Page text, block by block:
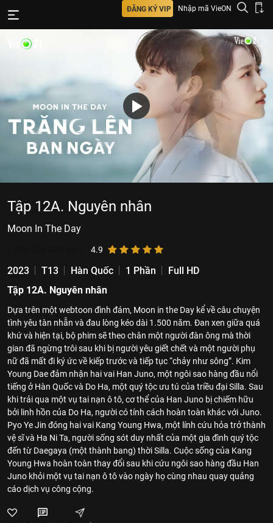
ĐĂNG KÝ VIP Nhập mã VieON
Tập 12A. Nguyên nhân
Moon In The Day
4.9
2023 T13 Hàn Quốc 1 Phần
Full HD
Tập 12A. Nguyên nhân
Dựa trên một webtoon đình đám, Moon in the Day kể về câu chuyện
tình yêu tàn nhẫn và đau lòng kéo dài 1.500 năm. Đan xen giữa quá
khứ và hiện tại, bộ phim sẽ theo chân một người đàn ông mà thời
gian đã ngừng trôi sau khi bị người yêu giết chết và một người phụ
nữ đã mất đi ký ức về kiếp trước và tiếp tục “chảy như sông”. Kim
Young Dae đảm nhận hai vai Han Juno, một ngôi sao hàng đầu nổi
tiếng ở Hàn Quốc và Do Ha, một quý tộc ưu tú của triều đại Silla. Sau
khi trải qua một vụ tai nạn ô tô, cơ thể của Han Juno bị chiếm hữu
bởi linh hồn của Do Ha, người có tính cách hoàn toàn khác với Juno.
Pyo Ye Jin đóng hai vai Kang Young Hwa, một lính cứu hỏa trở thành
vệ sĩ và Ha Ni Ta, người sống sót duy nhất của một gia đình quý tộc
đến từ Daegaya (một thành bang) thời Silla. Cuộc sống của Kang
Young Hwa hoàn toàn thay đổi sau khi cứu ngôi sao hàng đầu Han
Juno khỏi một vụ tai nạn ô tô vào ngày họ cùng nhau quay quảng
cáo dịch vụ công cộng.